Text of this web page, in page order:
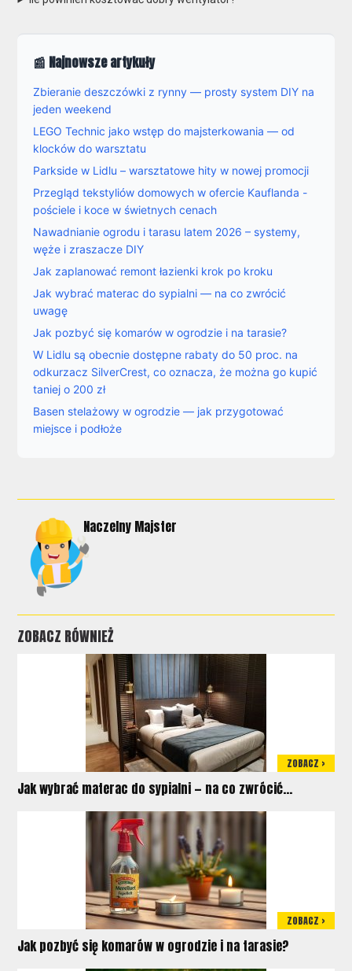
📰 Najnowsze artykuły
Zbieranie deszczówki z rynny — prosty system DIY na
jeden weekend
LEGO Technic jako wstęp do majsterkowania — od
klocków do warsztatu
Parkside w Lidlu – warsztatowe hity w nowej promocji
Przegląd tekstyliów domowych w ofercie Kauflanda -
pościele i koce w świetnych cenach
Nawadnianie ogrodu i tarasu latem 2026 – systemy,
węże i zraszacze DIY
Jak zaplanować remont łazienki krok po kroku
Jak wybrać materac do sypialni — na co zwrócić
uwagę
Jak pozbyć się komarów w ogrodzie i na tarasie?
W Lidlu są obecnie dostępne rabaty do 50 proc. na
odkurzacz SilverCrest, co oznacza, że można go kupić
taniej o 200 zł
Basen stelażowy w ogrodzie — jak przygotować
miejsce i podłoże
Naczelny Majster
ZOBACZ RÓWNIEŻ
ZOBACZ >
Jak wybrać materac do sypialni — na co zwrócić...
ZOBACZ >
Jak pozbyć się komarów w ogrodzie i na tarasie?